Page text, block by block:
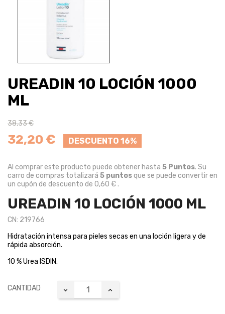
UREADIN 10 LOCIÓN 1000
ML
38,33 €
32,20 € DESCUENTO 16%
Al comprar este producto puede obtener hasta 5 Puntos. Su
carro de compras totalizará 5 puntosque se puede convertir en
un cupón de descuento de 0,60 €.
UREADIN 10 LOCIÓN 1000 ML
CN: 219766
Hidratación intensa para pieles secas en una loción ligera y de
rápida absorción.
10 % Urea ISDIN.
CANTIDAD